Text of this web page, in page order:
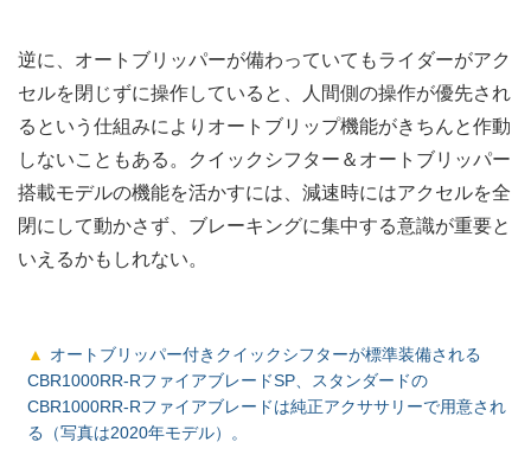
逆に、オートブリッパーが備わっていてもライダーがアク
セルを閉じずに操作していると、人間側の操作が優先され
るという仕組みによりオートブリップ機能がきちんと作動
しないこともある。クイックシフター＆オートブリッパー
搭載モデルの機能を活かすには、減速時にはアクセルを全
閉にして動かさず、ブレーキングに集中する意識が重要と
いえるかもしれない。
オートブリッパー付きクイックシフターが標準装備される
CBR1000RR-RファイアブレードSP、スタンダードの
CBR1000RR-Rファイアブレードは純正アクササリーで用意され
る（写真は2020年モデル）。